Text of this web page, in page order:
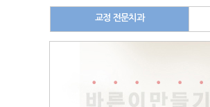
교정 전문치과